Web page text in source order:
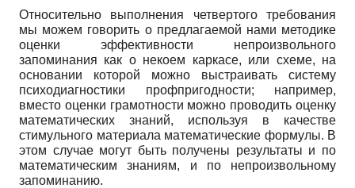
Относительно выполнения четвертого требования
мы можем говорить о предлагаемой нами методике
оценки эффективности непроизвольного
запоминания как о некоем каркасе, или схеме, на
основании которой можно выстраивать систему
психодиагностики профпригодности; например,
вместо оценки грамотности можно проводить оценку
математических знаний, используя в качестве
стимульного материала математические формулы. В
этом случае могут быть получены результаты и по
математическим знаниям, и по непроизвольному
запоминанию.